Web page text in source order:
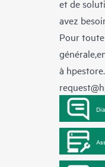
et de
avez
Pour
à